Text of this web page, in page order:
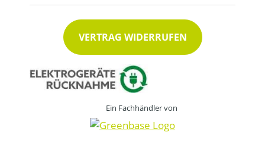
VERTRAG WIDERRUFEN
Ein Fachhändler von